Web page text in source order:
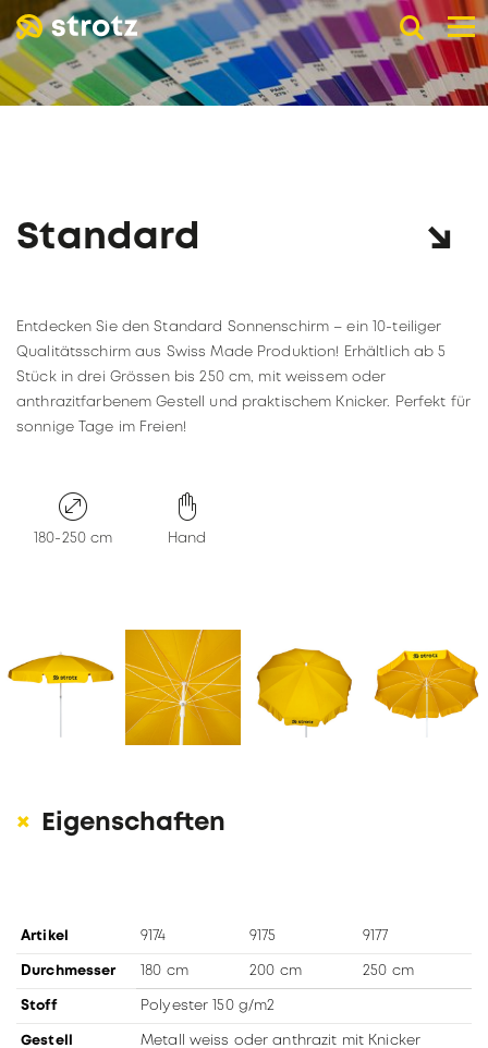
DE EN FR
B2B Werbeschirme
WERBEDRUCK
Detailhandel
DETAILHANDEL
Kataloge
KONTAKT
Unternehmen
ÜBER STROTZ
KNIRPS
Standard
Entdecken Sie den Standard Sonnenschirm – ein 10-teiliger
Qualitätsschirm aus Swiss Made Produktion! Erhältlich ab 5
Stück in drei Grössen bis 250 cm, mit weissem oder
anthrazitfarbenem Gestell und praktischem Knicker. Perfekt für
sonnige Tage im Freien!
180-250 cm Hand
Eigenschaften
Artikel 9174 9175 9177
Durchmesser 180 cm 200 cm 250 cm
Stoff Polyester 150 g/m2
Gestell Metall weiss oder anthrazit mit Knicker